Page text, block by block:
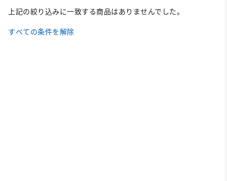
上記の絞り込みに一致する商品はありませんでした。
すべての条件を解除